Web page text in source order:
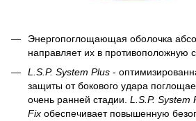
Энергопоглощающая оболочка
направляет их в противоположную
L.S.P. System Plus -
защиты от бокового удара
очень ранней стадии. L.S.P. System
Fix обеспечивает повышенную